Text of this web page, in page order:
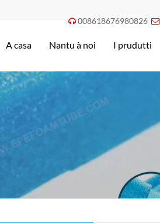
 008618676980826 
A casa Nantu à noi I prudutti